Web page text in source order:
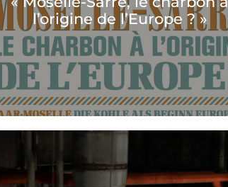
l’origine de l’Europe ? »